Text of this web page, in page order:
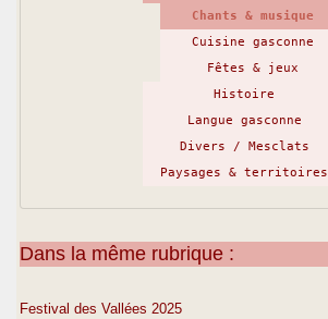
Chants & musique
Cuisine gasconne
Fêtes & jeux
Histoire
Langue gasconne
Divers / Mesclats
Paysages & territoires
Dans la même rubrique :
Festival des Vallées 2025